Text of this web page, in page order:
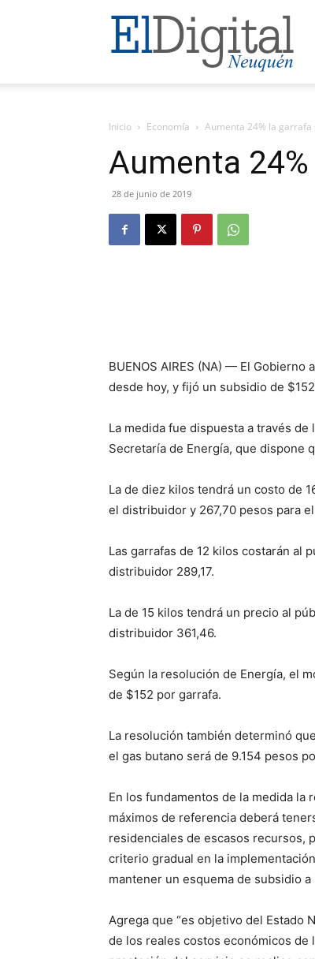
El
Digital
Neuquen
Inicio Economía Aumenta 24% la garrafa
Aumenta
28 de junio de 2019
BUENOS AIRES (NA) — El
desde hoy, y fijó un subsidio de
La medida fue dispuesta a través
Secretaría de Energía, que dispone
La de diez kilos tendrá un costo de
el distribuidor y 267,70 pesos para
Las garrafas de 12 kilos costarán al
distribuidor 289,17.
La de 15 kilos tendrá un precio al
distribuidor 361,46.
Según la resolución de Energía, el
de $152 por garrafa.
La resolución también determinó
el gas butano será de 9.154 pesos
En los fundamentos de la medida
máximos de referencia deberá
residenciales de escasos recursos,
criterio gradual en la
mantener un esquema de subsidio
Agrega que “es objetivo del Estado
de los reales costos económicos de